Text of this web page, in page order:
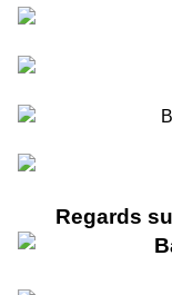
Regards